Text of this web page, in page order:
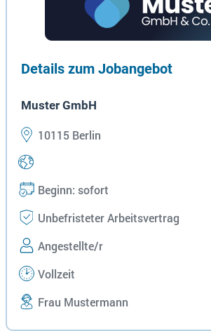
Details zum Jobangebot
Muster GmbH
10115 Berlin
Beginn: sofort
Unbefristeter Arbeitsvertrag
Angestellte/r
Vollzeit
Frau Mustermann